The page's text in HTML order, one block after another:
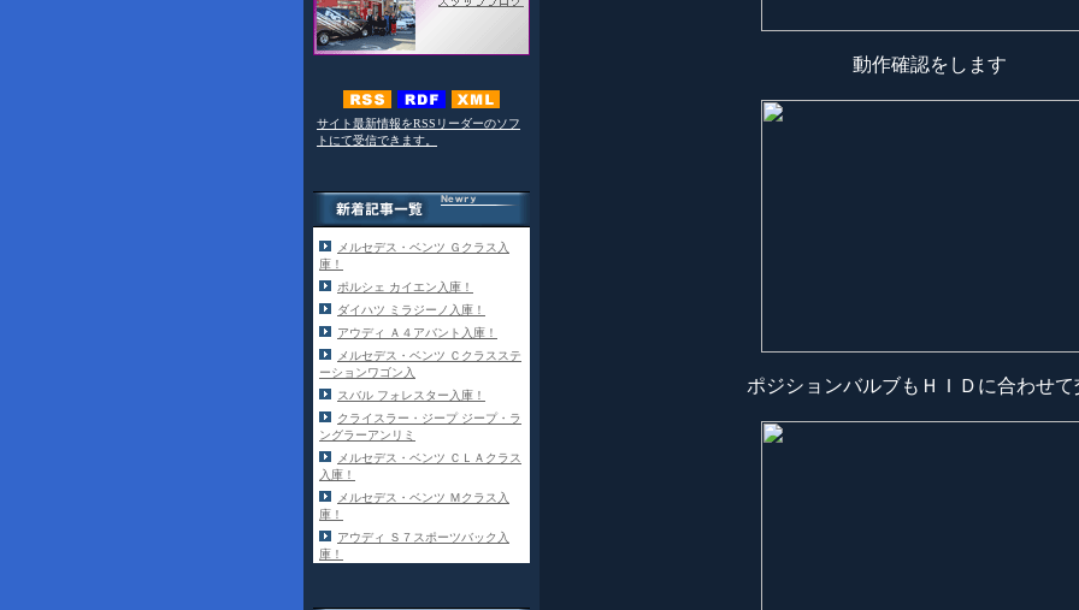
サイト最新情報をRSSリーダーのソフ
トにて受信できます。
メルセデス・ベンツ Ｇクラス入
庫！
ポルシェ カイエン入庫！
ダイハツ ミラジーノ入庫！
アウディ Ａ４アバント入庫！
メルセデス・ベンツ Ｃクラスステ
ーションワゴン入
スバル フォレスター入庫！
クライスラー・ジープ ジープ・ラ
ングラーアンリミ
メルセデス・ベンツ ＣＬＡクラス
入庫！
メルセデス・ベンツ Ｍクラス入
庫！
アウディ Ｓ７スポーツバック入
庫！
動作確認をします
ポジションバルブもＨＩＤに合わせて